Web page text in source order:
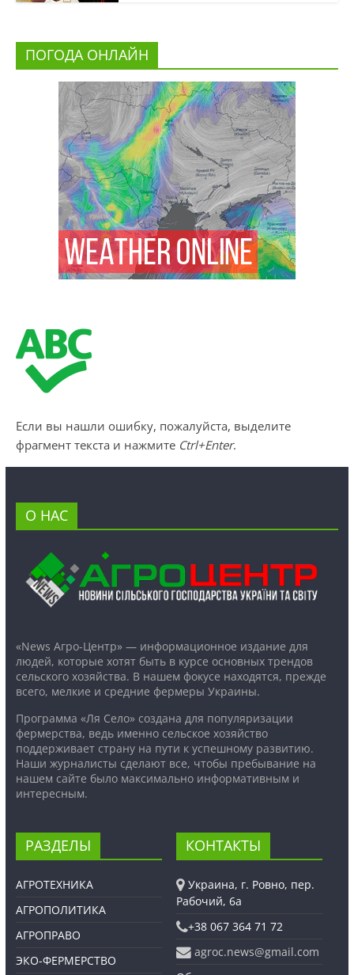
ПОГОДА ОНЛАЙН
Если вы нашли ошибку, пожалуйста, выделите
фрагмент текста и нажмите Ctrl+Enter.
О НАС
«News Агро-Центр» — информационное издание для
людей, которые хотят быть в курсе основных трендов
сельского хозяйства. В нашем фокусе находятся, прежде
всего, мелкие и средние фермеры Украины.
Программа «Ля Село» создана для популяризации
фермерства, ведь именно сельское хозяйство
поддерживает страну на пути к успешному развитию.
Наши журналисты сделают все, чтобы пребывание на
нашем сайте было максимально информативным и
интересным.
РАЗДЕЛЫ
АГРОТЕХНИКА
АГРОПОЛИТИКА
АГРОПРАВО
ЭКО-ФЕРМЕРСТВО
КОНТАКТЫ
Украина, г. Ровно, пер.
Рабочий, 6а
+38 067 364 71 72
agroc.news@gmail.com